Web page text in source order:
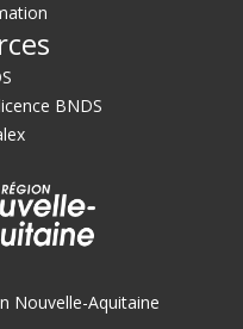
BNDS
Nouvelle-Aquitaine